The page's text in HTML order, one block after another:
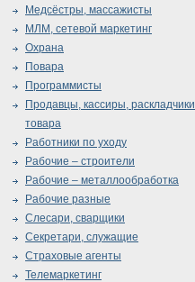
Медсёстры, массажисты
МЛМ, сетевой маркетинг
Охрана
Повара
Программисты
Продавцы, кассиры, раскладчики
товара
Работники по уходу
Рабочие – строители
Рабочие – металлообработка
Рабочие разные
Слесари, сварщики
Секретари, служащие
Страховые агенты
Телемаркетинг